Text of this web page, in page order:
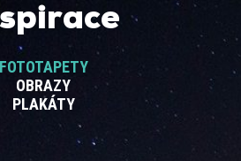
OBRAZY
PLAKÁTY